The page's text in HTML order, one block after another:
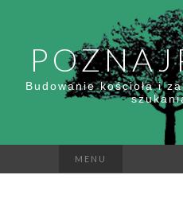
Budowanie kościoła i
MENU